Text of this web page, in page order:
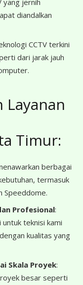
diandalkan
CCTV terkini
dari jarak jauh
Timur:
berbagai
termasuk
Speeddome.
Profesional:
teknisi kami
kualitas yang
Skala Proyek:
besar seperti